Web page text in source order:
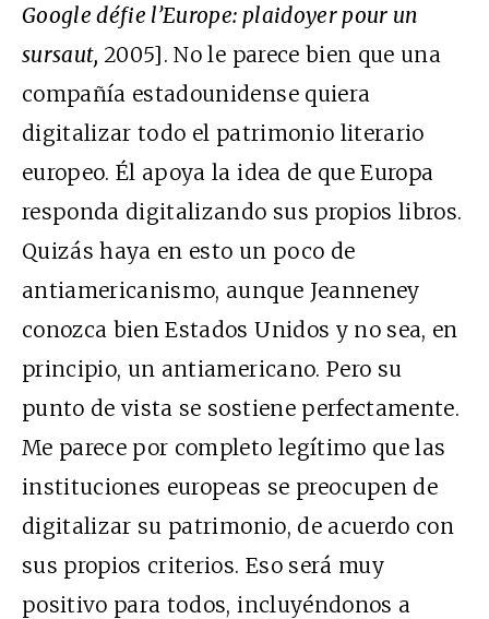
Google défie l’Europe: plaidoyer pour un
sursaut, 2005]. No le parece bien que una
compañía estadounidense quiera
digitalizar todo el patrimonio literario
europeo. Él apoya la idea de que Europa
responda digitalizando sus propios libros.
Quizás haya en esto un poco de
antiamericanismo, aunque Jeanneney
conozca bien Estados Unidos y no sea, en
principio, un antiamericano. Pero su
punto de vista se sostiene perfectamente.
Me parece por completo legítimo que las
instituciones europeas se preocupen de
digitalizar su patrimonio, de acuerdo con
sus propios criterios. Eso será muy
positivo para todos, incluyéndonos a